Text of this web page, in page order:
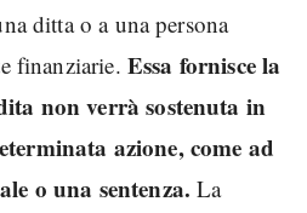
ditta o a una persona
finanziarie. Essa fornisce la
non verrà sostenuta in
azione, come ad
o una sentenza. La